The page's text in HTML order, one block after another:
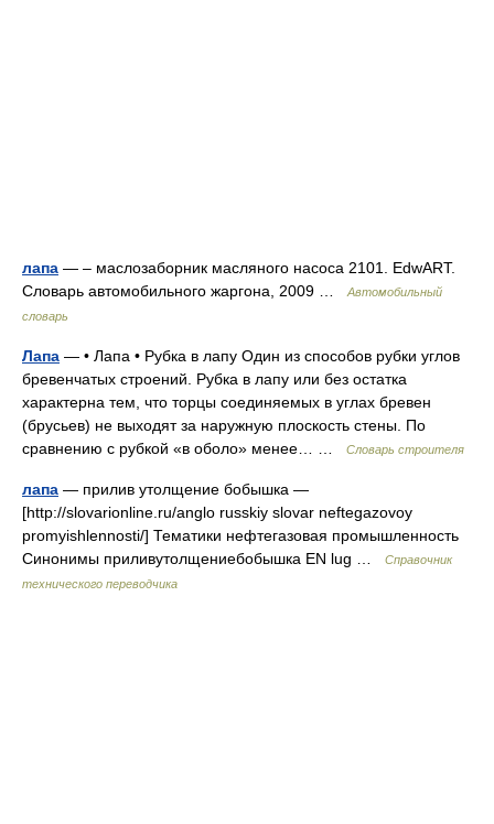
лапа — – маслозаборник масляного насоса 2101. EdwART.
Словарь автомобильного жаргона, 2009 …
Автомобильный
словарь
Лапа — • Лапа • Рубка в лапу Один из способов рубки углов
бревенчатых строений. Рубка в лапу или без остатка
характерна тем, что торцы соединяемых в углах бревен
(брусьев) не выходят за наружную плоскость стены. По
сравнению с рубкой «в оболо» менее… …
Словарь строителя
лапа — прилив утолщение бобышка —
[http://slovarionline.ru/anglo russkiy slovar neftegazovoy
promyishlennosti/] Тематики нефтегазовая промышленность
Синонимы приливутолщениебобышка EN lug …
Справочник
технического переводчика